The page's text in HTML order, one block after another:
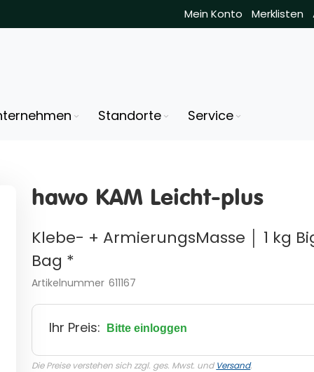
Mein Konto Merklisten
Standorte Service
hawo KAM Leicht-plus
Klebe- + ArmierungsMasse │ 1 kg
Bag *
Artikelnummer 611167
Ihr Preis: Bitte einloggen
Die Preise verstehen sich zzgl. ges. Mwst. und Versand.